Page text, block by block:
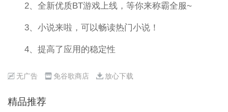
2、全新优质BT游戏上线，等你来称霸全服~
3、小说来啦，可以畅读热门小说！
4、提高了应用的稳定性
无广告 免谷歌商店 放心下载
精品推荐